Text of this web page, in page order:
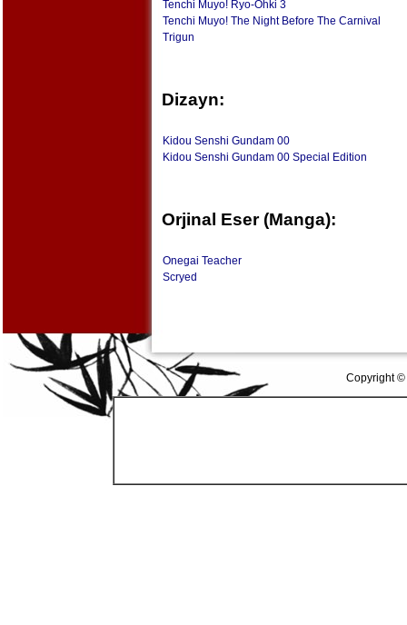
Tenchi Muyo! Ryo-Ohki 3
Tenchi Muyo! The Night Before The Carnival
Trigun
Dizayn:
Kidou Senshi Gundam 00
Kidou Senshi Gundam 00 Special Edition
Orjinal Eser (Manga):
Onegai Teacher
Scryed
Copyright ©